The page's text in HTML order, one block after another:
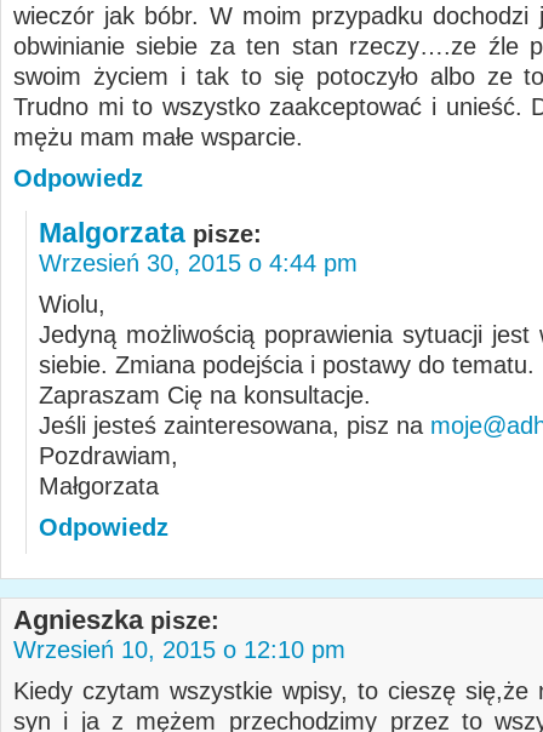
wieczór jak bóbr. W moim przypadku dochodzi
obwinianie siebie za ten stan rzeczy….ze źle
swoim życiem i tak to się potoczyło albo ze
Trudno mi to wszystko zaakceptować i unieść.
mężu mam małe wsparcie.
Odpowiedz
Malgorzata pisze:
Wrzesień 30, 2015 o 4:44 pm
Wiolu,
Jedyną możliwością poprawienia sytuacji jest
siebie. Zmiana podejścia i postawy do tematu.
Zapraszam Cię na konsultacje.
Jeśli jesteś zainteresowana, pisz na
Pozdrawiam,
Małgorzata
Odpowiedz
Agnieszka pisze:
Wrzesień 10, 2015 o 12:10 pm
Kiedy czytam wszystkie wpisy, to cieszę się,że
syn i ja z mężem przechodzimy przez to